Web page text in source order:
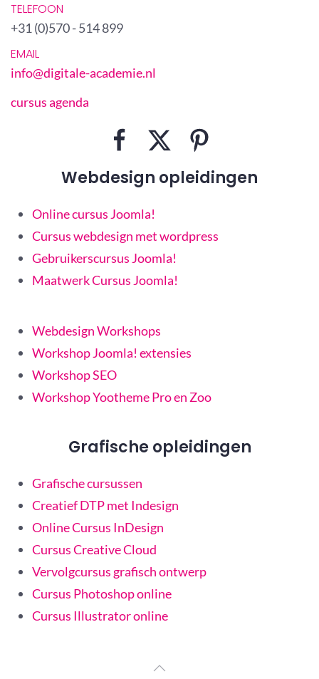
TELEFOON
+31 (0)570 - 514 899
EMAIL
info@digitale-academie.nl
cursus agenda
Webdesign opleidingen
Online cursus Joomla!
Cursus webdesign met wordpress
Gebruikerscursus Joomla!
Maatwerk Cursus Joomla!
Webdesign Workshops
Workshop Joomla! extensies
Workshop SEO
Workshop Yootheme Pro en Zoo
Grafische opleidingen
Grafische cursussen
Creatief DTP met Indesign
Online Cursus InDesign
Cursus Creative Cloud
Vervolgcursus grafisch ontwerp
Cursus Photoshop online
Cursus Illustrator online